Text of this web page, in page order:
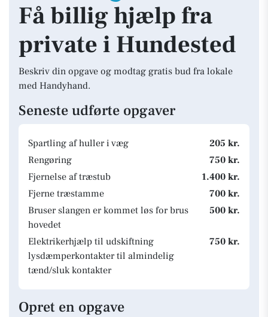
Få billig hjælp fra
private i Hundested
Beskriv din opgave og modtag gratis bud fra lokale
med Handyhand.
Seneste udførte opgaver
Spartling af huller i væg
205 kr.
Rengøring
750 kr.
Fjernelse af træstub
1.400 kr.
Fjerne træstamme
700 kr.
Bruser slangen er kommet løs for brus
hovedet
500 kr.
Elektrikerhjælp til udskiftning
lysdæmperkontakter til almindelig
tænd/sluk kontakter
750 kr.
Opret en opgave